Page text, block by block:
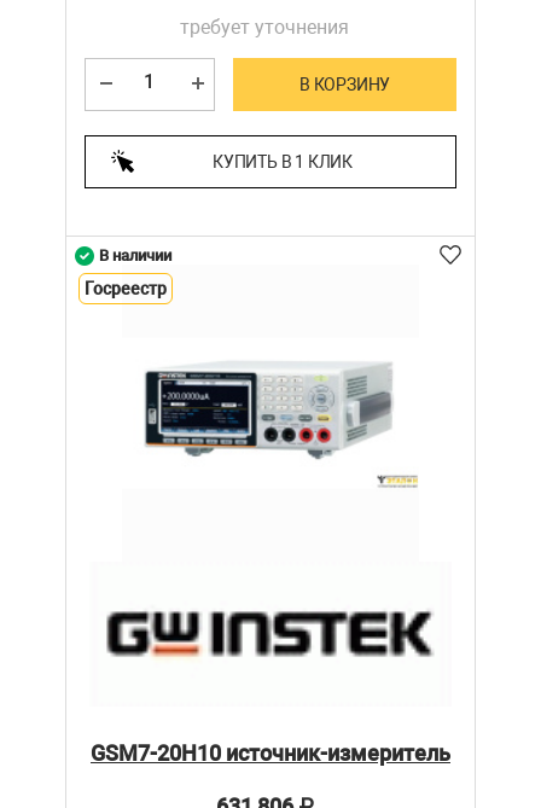
требует уточнения
В КОРЗИНУ
КУПИТЬ В 1 КЛИК
GSM7-20H10 источник-измеритель
В наличии
Госреестр